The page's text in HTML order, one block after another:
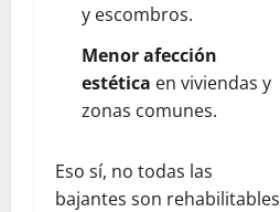
y escombros.
Menor afección
estética en viviendas y
zonas comunes.
Eso sí, no todas las
bajantes son rehabilitables